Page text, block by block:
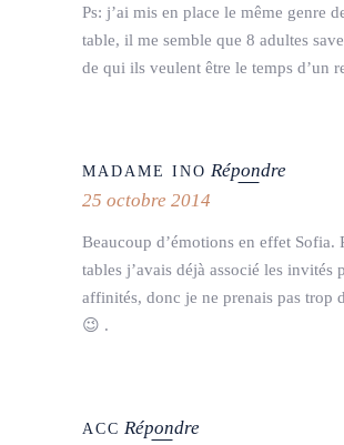
Ps: j’ai mis en place le même genre
table, il me semble que 8 adultes
de qui ils veulent être le temps d’un
MADAME INO Répondre
25 octobre 2014
Beaucoup d’émotions en effet Sofia.
tables j’avais déjà associé les invités
affinités, donc je ne prenais pas trop
😉 .
ACC Répondre